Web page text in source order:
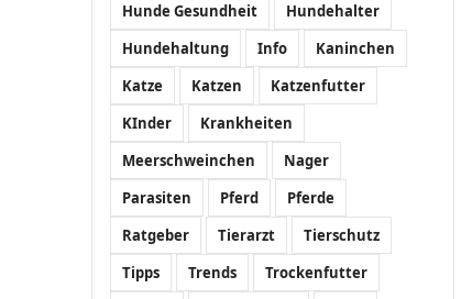
Hunde Gesundheit
Hundehalter
Hundehaltung
Info
Kaninchen
Katze
Katzen
Katzenfutter
KInder
Krankheiten
Meerschweinchen
Nager
Parasiten
Pferd
Pferde
Ratgeber
Tierarzt
Tierschutz
Tipps
Trends
Trockenfutter